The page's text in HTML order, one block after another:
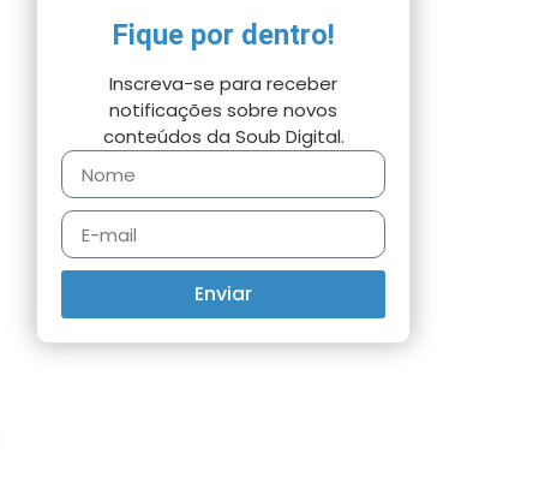
Fique por dentro!
Inscreva-se para receber
notificações sobre novos
conteúdos da Soub Digital.
Enviar